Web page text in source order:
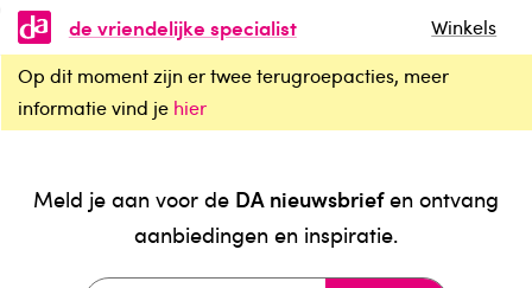
de vriendelijke specialist
Winkels
Op dit moment zijn er twee terugroepacties, meer
informatie vind je hier
Meld je aan voor de DA nieuwsbriefen ontvang
aanbiedingen en inspiratie.